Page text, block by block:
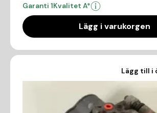
Garanti 1Kvalitet A*
Lägg i varukorgen
Lägg till i